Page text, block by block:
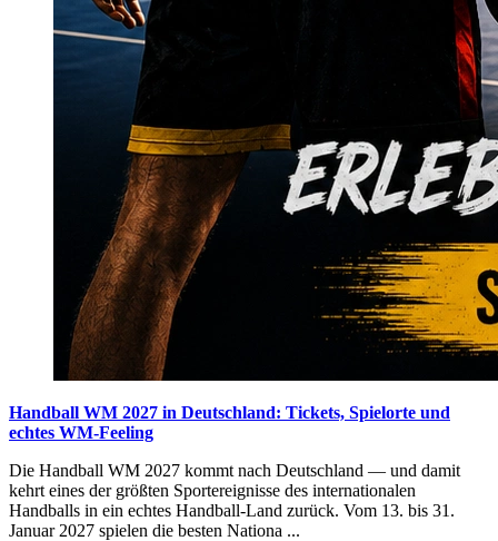
Handball WM 2027 in Deutschland: Tickets, Spielorte und
echtes WM-Feeling
Die Handball WM 2027 kommt nach Deutschland — und damit
kehrt eines der größten Sportereignisse des internationalen
Handballs in ein echtes Handball-Land zurück. Vom 13. bis 31.
Januar 2027 spielen die besten Nationa ...